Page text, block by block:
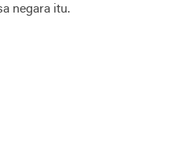
negara itu.